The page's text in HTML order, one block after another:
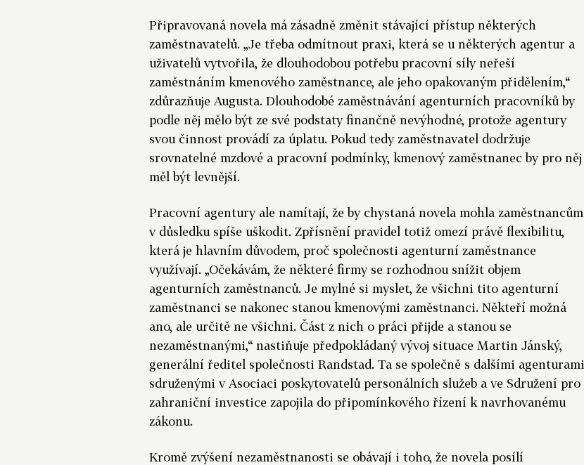
Připravovaná novela má zásadně změnit stávající přístup některých
zaměstnavatelů. „Je třeba odmítnout praxi, která se u některých agentur a
uživatelů vytvořila, že dlouhodobou potřebu pracovní síly neřeší
zaměstnáním kmenového zaměstnance, ale jeho opakovaným přidělením,“
zdůrazňuje Augusta. Dlouhodobé zaměstnávání agenturních pracovníků by
podle něj mělo být ze své podstaty finančně nevýhodné, protože agentury
svou činnost provádí za úplatu. Pokud tedy zaměstnavatel dodržuje
srovnatelné mzdové a pracovní podmínky, kmenový zaměstnanec by pro něj
měl být levnější.
Pracovní agentury ale namítají, že by chystaná novela mohla zaměstnancům
v důsledku spíše uškodit. Zpřísnění pravidel totiž omezí právě flexibilitu,
která je hlavním důvodem, proč společnosti agenturní zaměstnance
využívají. „Očekávám, že některé firmy se rozhodnou snížit objem
agenturních zaměstnanců. Je mylné si myslet, že všichni tito agenturní
zaměstnanci se nakonec stanou kmenovými zaměstnanci. Někteří možná
ano, ale určitě ne všichni. Část z nich o práci přijde a stanou se
nezaměstnanými,“ nastiňuje předpokládaný vývoj situace Martin Jánský,
generální ředitel společnosti Randstad. Ta se společně s dalšími agenturami
sdruženými v Asociaci poskytovatelů personálních služeb a ve Sdružení pro
zahraniční investice zapojila do připomínkového řízení k navrhovanému
zákonu.
Kromě zvýšení nezaměstnanosti se obávají i toho, že novela posílí